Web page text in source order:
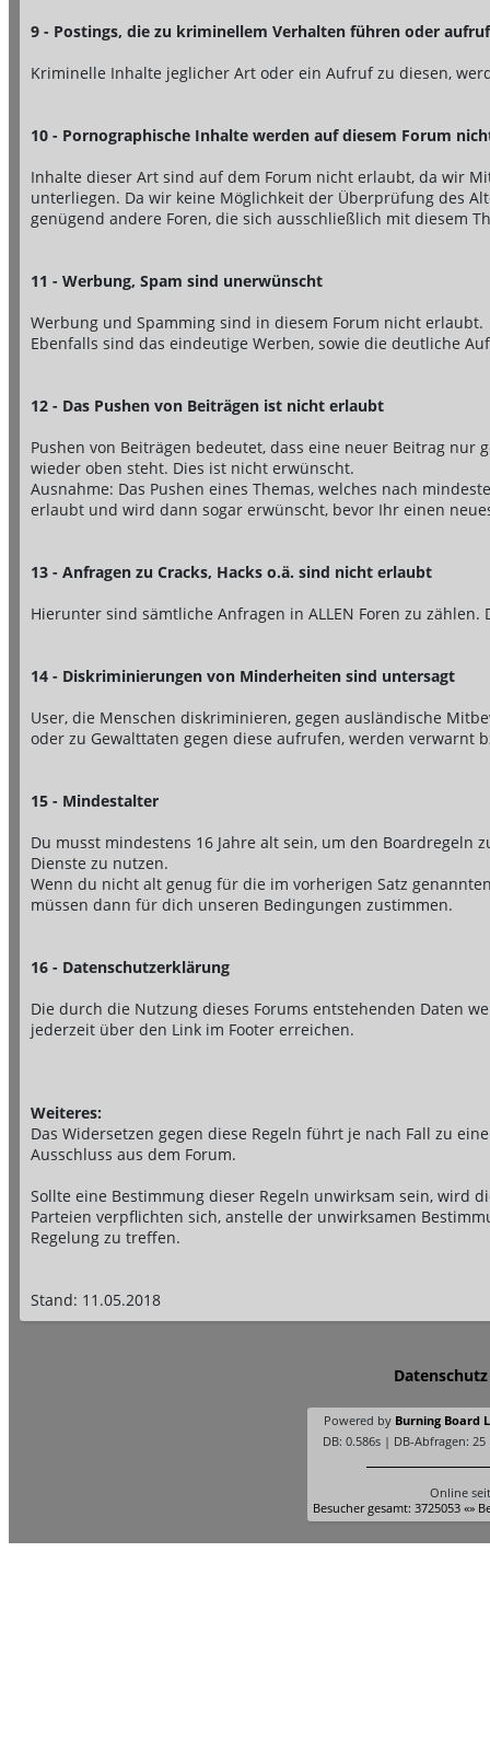
9 - Postings, die zu kriminellem Verhalten führen oder
Kriminelle Inhalte jeglicher Art oder ein Aufruf zu diesen,
10 - Pornographische Inhalte werden auf diesem Forum
Inhalte dieser Art sind auf dem Forum nicht erlaubt, da wir
unterliegen. Da wir keine Möglichkeit der Überprüfung des
genügend andere Foren, die sich ausschließlich mit diesem
11 - Werbung, Spam sind unerwünscht
Werbung und Spamming sind in diesem Forum nicht erlaubt.
Ebenfalls sind das eindeutige Werben, sowie die deutliche
12 - Das Pushen von Beiträgen ist nicht erlaubt
Pushen von Beiträgen bedeutet, dass eine neuer Beitrag
wieder oben steht. Dies ist nicht erwünscht.
Ausnahme: Das Pushen eines Themas, welches nach
erlaubt und wird dann sogar erwünscht, bevor Ihr einen
13 - Anfragen zu Cracks, Hacks o.ä. sind nicht erlaubt
Hierunter sind sämtliche Anfragen in ALLEN Foren zu
14 - Diskriminierungen von Minderheiten sind untersagt
User, die Menschen diskriminieren, gegen ausländische
oder zu Gewalttaten gegen diese aufrufen, werden verwarnt
15 - Mindestalter
Du musst mindestens 16 Jahre alt sein, um den
Dienste zu nutzen.
Wenn du nicht alt genug für die im vorherigen Satz
müssen dann für dich unseren Bedingungen zustimmen.
16 - Datenschutzerklärung
Die durch die Nutzung dieses Forums entstehenden Daten
jederzeit über den Link im Footer erreichen.
Weiteres:
Das Widersetzen gegen diese Regeln führt je nach Fall zu
Ausschluss aus dem Forum.
Sollte eine Bestimmung dieser Regeln unwirksam sein, wird
Parteien verpflichten sich, anstelle der unwirksamen
Regelung zu treffen.
Stand: 11.05.2018
Datenschutz
Powered by Burning Board
DB: 0.586s | DB-Abfragen:
Online
Besucher gesamt: 3725053 «»